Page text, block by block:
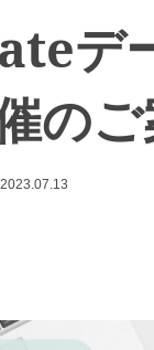
デ
のご
2023.07.13